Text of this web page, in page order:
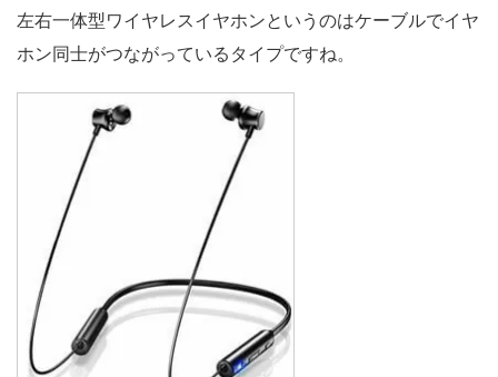
左右一体型ワイヤレスイヤホンというのはケーブルでイヤ
ホン同士がつながっているタイプですね。